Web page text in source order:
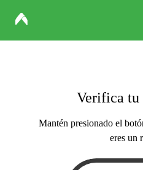
Verifica tu
Mantén presionado el
eres un